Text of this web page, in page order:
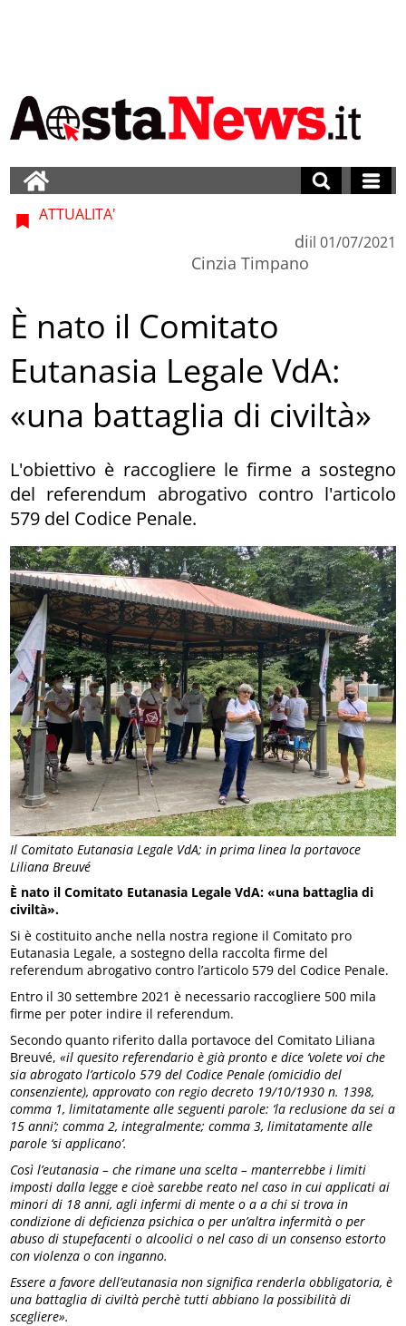
Il Comitato Eutanasia Legale VdA; in prima linea la portavoce
Liliana Breuvé
ATTUALITA'
di
Cinzia Timpano
il 01/07/2021
È nato il Comitato
Eutanasia Legale VdA:
«una battaglia di civiltà»
L'obiettivo è raccogliere le firme a sostegno
del referendum abrogativo contro l'articolo
579 del Codice Penale.
È nato il Comitato Eutanasia Legale VdA: «una battaglia di
civiltà».
Si è costituito anche nella nostra regione il Comitato pro
Eutanasia Legale, a sostegno della raccolta firme del
referendum abrogativo contro l’articolo 579 del Codice Penale.
Entro il 30 settembre 2021 è necessario raccogliere 500 mila
firme per poter indire il referendum.
Secondo quanto riferito dalla portavoce del Comitato Liliana
Breuvé, «il quesito referendario è già pronto e dice ‘volete voi che
sia abrogato l’articolo 579 del Codice Penale (omicidio del
consenziente), approvato con regio decreto 19/10/1930 n. 1398,
comma 1, limitatamente alle seguenti parole: ‘la reclusione da sei a
15 anni’; comma 2, integralmente; comma 3, limitatamente alle
parole ‘si applicano’.
Così l’eutanasia – che rimane una scelta – manterrebbe i limiti
imposti dalla legge e cioè sarebbe reato nel caso in cui applicati ai
minori di 18 anni, agli infermi di mente o a a chi si trova in
condizione di deficienza psichica o per un’altra infermità o per
abuso di stupefacenti o alcoolici o nel caso di un consenso estorto
con violenza o con inganno.
Essere a favore dell’eutanasia non significa renderla obbligatoria, è
una battaglia di civiltà perchè tutti abbiano la possibilità di
scegliere».